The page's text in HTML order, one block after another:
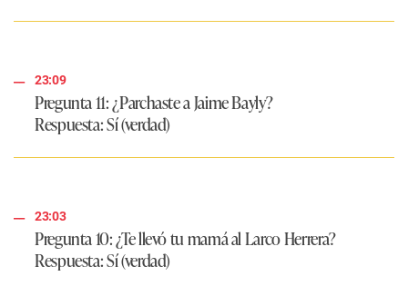
23:09
Pregunta 11: ¿Parchaste a Jaime Bayly?
Respuesta: Sí (verdad)
23:03
Pregunta 10: ¿Te llevó tu mamá al Larco Herrera?
Respuesta: Sí (verdad)